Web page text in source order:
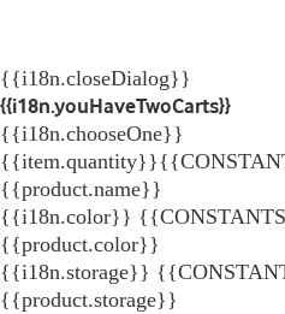
{{i18n.closeDialog}}
{{i18n.youHaveTwoCarts}}
{{i18n.chooseOne}}
{{product.name}}
{{i18n.color}}
{{product.color}}
{{i18n.storage}}
{{product.storage}}